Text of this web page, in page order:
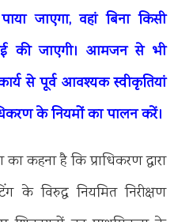
जाएगा, वहां बिना किसी
की जाएगी। आमजन से भी
से पूर्व आवश्यक स्वीकृतियां
के नियमों का पालन करें।
कहना है कि प्राधिकरण द्वारा
के विरुद्ध नियमित निरीक्षण